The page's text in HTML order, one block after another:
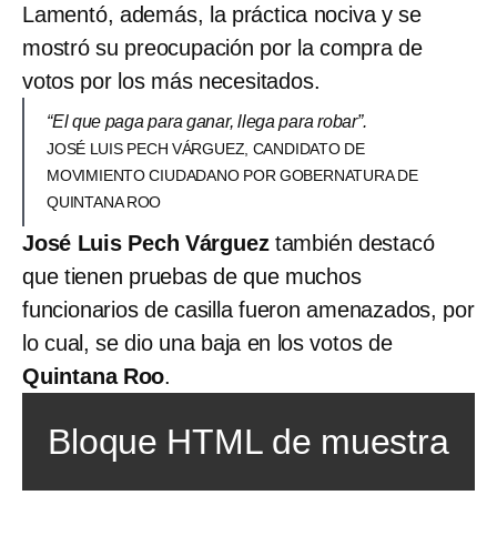
Lamentó, además, la práctica nociva y se
mostró su preocupación por la compra de
votos por los más necesitados.
“El que paga para ganar, llega para robar”.
JOSÉ LUIS PECH VÁRGUEZ, CANDIDATO DE
MOVIMIENTO CIUDADANO POR GOBERNATURA DE
QUINTANA ROO
José Luis Pech Várgueztambién destacó
que tienen pruebas de que muchos
funcionarios de casilla fueron amenazados, por
lo cual, se dio una baja en los votos de
Quintana Roo.
Bloque HTML de muestra